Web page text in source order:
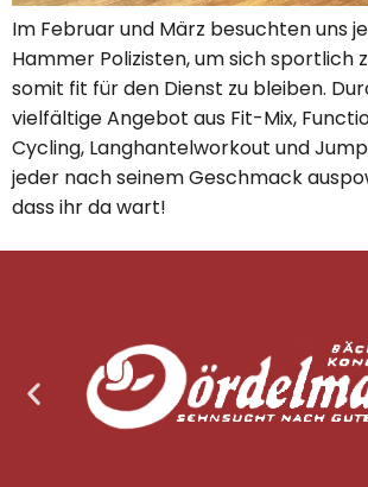
Im Februar und März besuchten uns
Hammer Polizisten, um sich sportlich
somit fit für den Dienst zu bleiben.
vielfältige Angebot aus Fit-Mix,
Cycling, Langhantelworkout und
jeder nach seinem Geschmack
dass ihr da wart!